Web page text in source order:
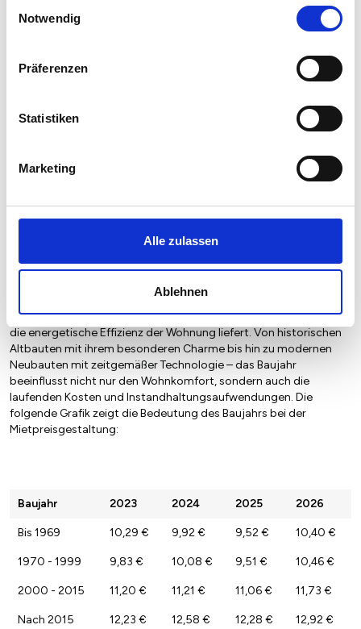
Notwendig
Präferenzen
Statistiken
Marketing
Alle zulassen
Ablehnen
Wolfsburg Wendschott
einer Vielzahl von Faktoren ab, und eines der entscheidenden
Kriterien ist das Baujahr der Immobilie. Das Alter eines Gebäudes
kann einen erheblichen Einfluss auf den Mietpreis haben, da es
wichtige Informationen über den Zustand, die Ausstattung und
die energetische Effizienz der Wohnung liefert. Von historischen
Altbauten mit ihrem besonderen Charme bis hin zu modernen
Neubauten mit zeitgemäßer Technologie – das Baujahr
beeinflusst nicht nur den Wohnkomfort, sondern auch die
laufenden Kosten und Instandhaltungsaufwendungen. Die
folgende Grafik zeigt die Bedeutung des Baujahrs bei der
Mietpreisgestaltung:
Baujahr 2023 2024 2025 2026
Bis 1969 10,29 € 9,92 € 9,52 € 10,40 €
1970 - 1999 9,83 € 10,08 € 9,51 € 10,46 €
2000 - 2015 11,20 € 11,21 € 11,06 € 11,73 €
Nach 2015 12,23 € 12,58 € 12,28 € 12,92 €